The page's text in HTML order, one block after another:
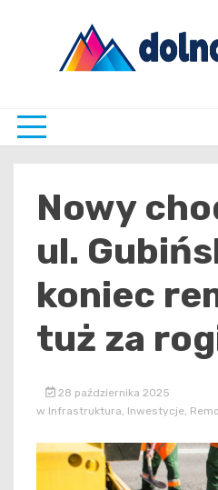
Nowy
ul.
koniec
tuż za
28 października 2025
w Infrastruktura Inwestycje